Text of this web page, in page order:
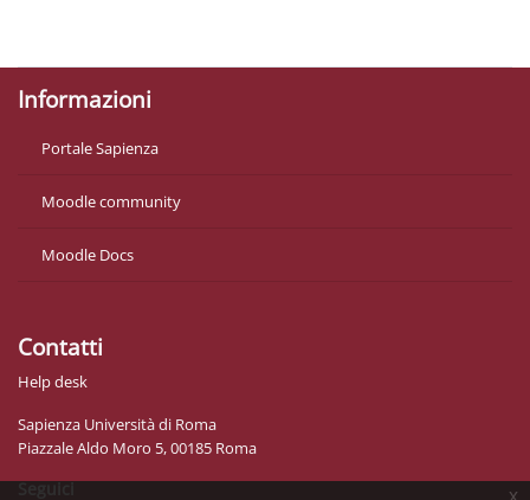
x
Informazioni
Portale Sapienza
Moodle community
Moodle Docs
Contatti
Help desk
Sapienza Università di Roma
Piazzale Aldo Moro 5, 00185 Roma
Seguici